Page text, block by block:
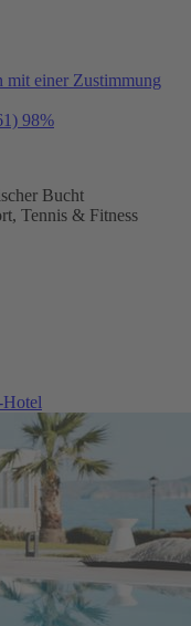
mit einer Zustimmung
98%
Bucht
Tennis & Fitness